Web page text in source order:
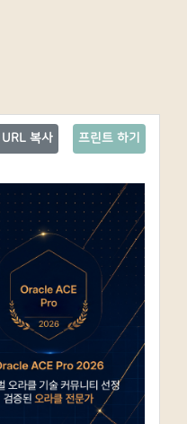
프린트 하기
URL 복사